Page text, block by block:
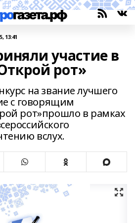
13:41
участие в
рот»
на звание лучшего
с говорящим
рот»прошло в рамках
вслух.